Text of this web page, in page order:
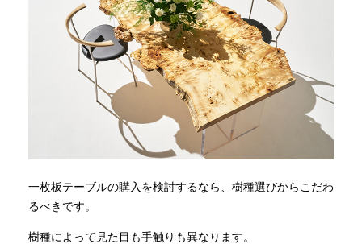
一枚板テーブルの購入を検討するなら、樹種選びからこだわ
るべきです。
樹種によって見た目も手触りも異なります。